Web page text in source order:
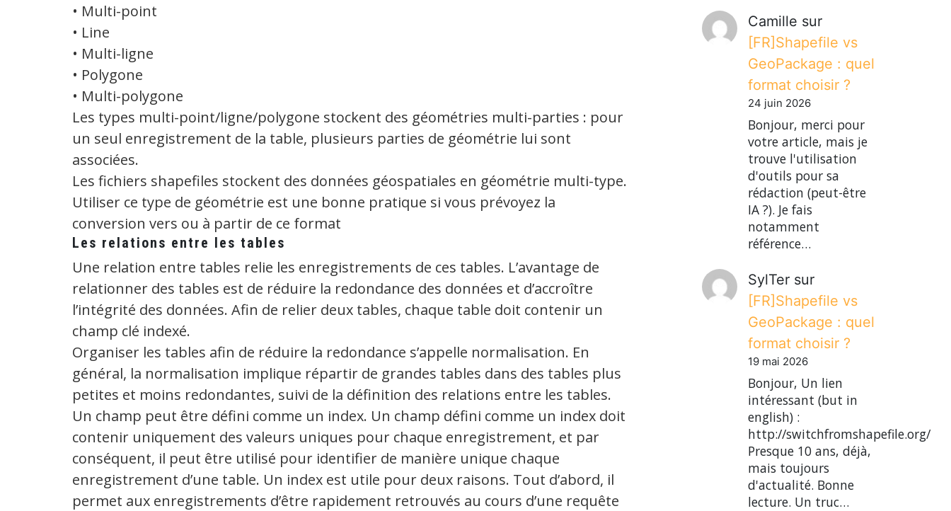
• Multi-point
• Line
• Multi-ligne
• Polygone
• Multi-polygone
Les types multi-point/ligne/polygone stockent des géométries multi-parties : pour
un seul enregistrement de la table, plusieurs parties de géométrie lui sont
associées.
Les fichiers shapefiles stockent des données géospatiales en géométrie multi-type.
Utiliser ce type de géométrie est une bonne pratique si vous prévoyez la
conversion vers ou à partir de ce format
Les relations entre les tables
Une relation entre tables relie les enregistrements de ces tables. L’avantage de
relationner des tables est de réduire la redondance des données et d’accroître
l’intégrité des données. Afin de relier deux tables, chaque table doit contenir un
champ clé indexé.
Organiser les tables afin de réduire la redondance s’appelle normalisation. En
général, la normalisation implique répartir de grandes tables dans des tables plus
petites et moins redondantes, suivi de la définition des relations entre les tables.
Un champ peut être défini comme un index. Un champ défini comme un index doit
contenir uniquement des valeurs uniques pour chaque enregistrement, et par
conséquent, il peut être utilisé pour identifier de manière unique chaque
enregistrement d’une table. Un index est utile pour deux raisons. Tout d’abord, il
permet aux enregistrements d’être rapidement retrouvés au cours d’une requête
Camille sur
[FR]Shapefile vs
GeoPackage : quel
format choisir ?
24 juin 2026
Bonjour, merci pour
votre article, mais je
trouve l'utilisation
d'outils pour sa
rédaction (peut-être
IA ?). Je fais
notamment
référence…
SylTer sur
[FR]Shapefile vs
GeoPackage : quel
format choisir ?
19 mai 2026
Bonjour, Un lien
intéressant (but in
english) :
http://switchfromshapefile.org/
Presque 10 ans, déjà,
mais toujours
d'actualité. Bonne
lecture. Un truc…